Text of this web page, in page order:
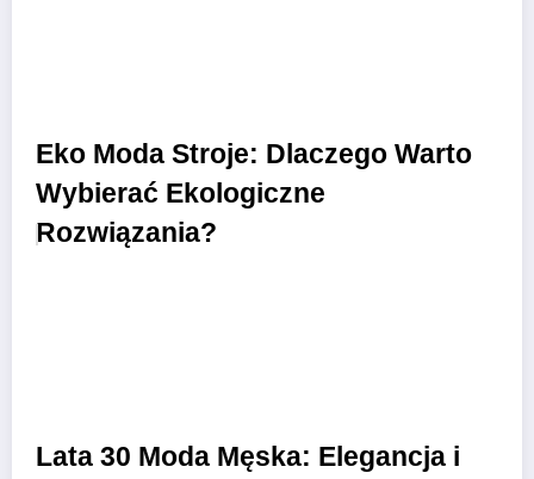
Eko Moda Stroje: Dlaczego Warto
Wybierać Ekologiczne
Rozwiązania?
Lata 30 Moda Męska: Elegancja i